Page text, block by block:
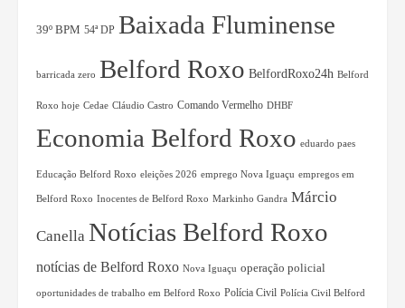
39º BPM 54ª DP Baixada Fluminense
barricada zero Belford Roxo BelfordRoxo24h Belford
Roxo hoje Cedae Cláudio Castro Comando Vermelho DHBF
Economia Belford Roxo eduardo paes
Educação Belford Roxo eleições 2026 emprego Nova Iguaçu empregos em
Belford Roxo Inocentes de Belford Roxo Markinho Gandra Márcio
Canella Notícias Belford Roxo
notícias de Belford Roxo Nova Iguaçu operação policial
oportunidades de trabalho em Belford Roxo Polícia Civil Polícia Civil Belford